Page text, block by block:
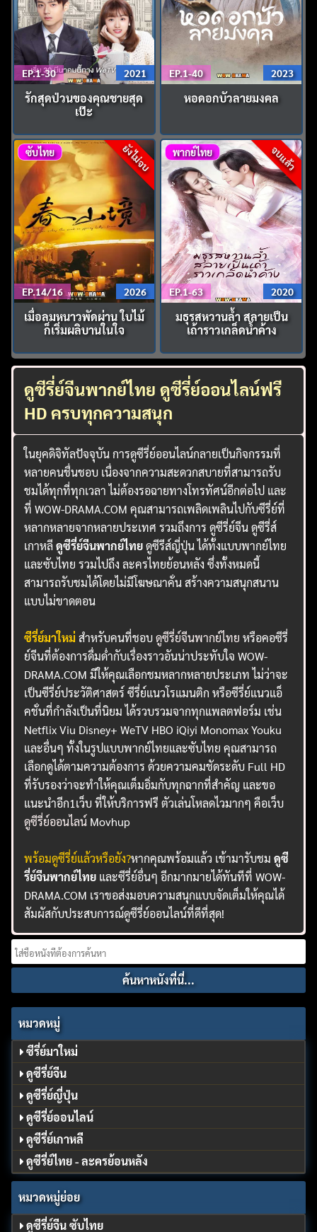
EP.1-30 2021
รักสุดป่วนของคุณชายสุด
เป๊ะ
EP.1-40 2023
หอดอกบัวลายมงคล
ยังไม่จบ
ซับไทย
EP.14/16 2026
เมื่อลมหนาวพัดผ่าน ใบไม้
ก็เริ่มผลิบานในใจ
จบแล้ว
พากย์ไทย
EP.1-63 2020
มธุรสหวานล้ำ สลายเป็น
เถ้าราวเกล็ดน้ำค้าง
ดูซีรี่ย์จีนพากย์ไทย ดูซีรี่ย์ออนไลน์ฟรี
HD ครบทุกความสนุก
ในยุคดิจิทัลปัจจุบัน การดูซีรี่ย์ออนไลน์กลายเป็นกิจกรรมที่
หลายคนชื่นชอบ เนื่องจากความสะดวกสบายที่สามารถรับ
ชมได้ทุกที่ทุกเวลา ไม่ต้องรอฉายทางโทรทัศน์อีกต่อไป และ
ที่ WOW-DRAMA.COM คุณสามารถเพลิดเพลินไปกับซีรี่ย์ที่
หลากหลายจากหลายประเทศ รวมถึงการ ดูซีรี่ย์จีน ดูซีรี่ส์
เกาหลีดูซีรี่ย์จีนพากย์ไทยดูซีรีส์ญี่ปุ่น ได้ทั้งแบบพากย์ไทย
และซับไทย รวมไปถึง ละครไทยย้อนหลัง ซึ่งทั้งหมดนี้
สามารถรับชมได้โดยไม่มีโฆษณาคั่น สร้างความสนุกสนาน
แบบไม่ขาดตอน
ซีรี่ย์มาใหม่ สำหรับคนที่ชอบดูซีรี่ย์จีนพากย์ไทย หรือคอซีรี่
ย์จีนที่ต้องการดื่มด่ำกับเรื่องราวอันน่าประทับใจ WOW-
DRAMA.COM มีให้คุณเลือกชมหลากหลายประเภท ไม่ว่าจะ
เป็นซีรี่ย์ประวัติศาสตร์ ซีรี่ย์แนวโรแมนติก หรือซีรี่ย์แนวแอ็
คชั่นที่กำลังเป็นที่นิยม ได้รวบรวมจากทุกแพลตฟอร์ม เช่น
Netflix Viu Disney+ WeTV HBO iQiyi Monomax Youku
และอื่นๆ ทั้งในรูปแบบพากย์ไทยและซับไทย คุณสามารถ
เลือกดูได้ตามความต้องการ ด้วยความคมชัดระดับ Full HD
ที่รับรองว่าจะทำให้คุณเต็มอิ่มกับทุกฉากที่สำคัญ และขอ
แนะนำอีก1เว็บ ที่ให้บริการฟรี ตัวเล่นโหลดไวมากๆ คือเว็บ
ดูซีรี่ย์ออนไลน์ Movhup
พร้อมดูซีรี่ย์แล้วหรือยัง?หากคุณพร้อมแล้ว เข้ามารับชมดูซี
รี่ย์จีนพากย์ไทย และซีรี่ย์อื่นๆ อีกมากมายได้ทันทีที่ WOW-
DRAMA.COM เราขอส่งมอบความสนุกแบบจัดเต็มให้คุณได้
สัมผัสกับประสบการณ์ดูซีรี่ย์ออนไลน์ที่ดีที่สุด!
Search
for:
หมวดหมู่
ซีรี่ย์มาใหม่
ดูซีรี่ย์จีน
ดูซีรี่ย์ญี่ปุ่น
ดูซีรี่ย์ออนไลน์
ดูซีรี่ย์เกาหลี
ดูซีรี่ย์ไทย - ละครย้อนหลัง
หมวดหมู่ย่อย
ดูซีรี่ย์จีน ซับไทย